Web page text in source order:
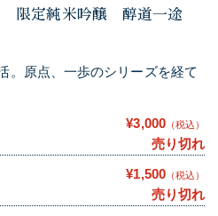
限定純米吟醸 醇道一途
。原点、一歩のシリーズを経て
¥3,000 （税込）
売り切れ
¥1,500 （税込）
売り切れ